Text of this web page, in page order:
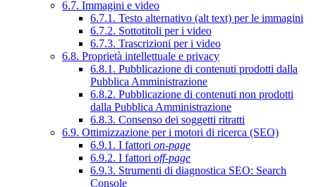
6.7. Immagini e video
6.7.1. Testo alternativo (alt text) per le immagini
6.7.2. Sottotitoli per i video
6.7.3. Trascrizioni per i video
6.8. Proprietà intellettuale e privacy
6.8.1. Pubblicazione di contenuti prodotti dalla
Pubblica Amministrazione
6.8.2. Pubblicazione di contenuti non prodotti
dalla Pubblica Amministrazione
6.8.3. Consenso dei soggetti ritratti
6.9. Ottimizzazione per i motori di ricerca (SEO)
6.9.1. I fattori on-page
6.9.2. I fattori off-page
6.9.3. Strumenti di diagnostica SEO: Search
Console